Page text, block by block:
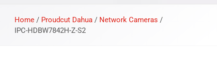
Home / Proudcut Dahua / Network Cameras /
IPC-HDBW7842H-Z-S2